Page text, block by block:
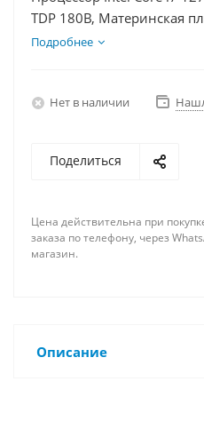
TDP 180В, Материнская
V2, Видеокарта GTX
Подробнее
Нет в наличии
Поделиться
Цена действительна при
заказа по телефону, через
магазин.
Описание